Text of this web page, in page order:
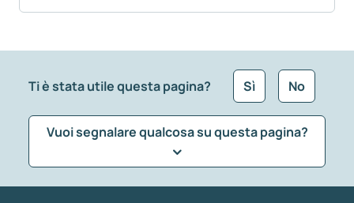
Ti è stata utile questa pagina? Sì No
Vuoi segnalare qualcosa su questa pagina?